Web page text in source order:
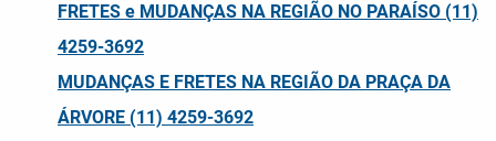
FRETES e MUDANÇAS NA REGIÃO NO PARAÍSO (11)
4259-3692
MUDANÇAS E FRETES NA REGIÃO DA PRAÇA DA
ÁRVORE (11) 4259-3692